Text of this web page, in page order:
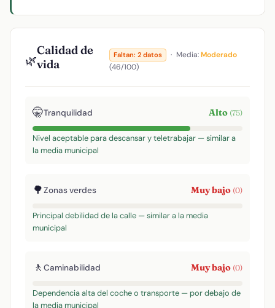
🌿
Calidad de
vida
Faltan: 2 datos · Media:Moderado
(46/100)
🤫Tranquilidad Alto (75)
Nivel aceptable para descansar y teletrabajar — similar a
la media municipal
🌳Zonas verdes Muy bajo (0)
Principal debilidad de la calle — similar a la media
municipal
🚶 Caminabilidad Muy bajo (0)
Dependencia alta del coche o transporte — por debajo de
la media municipal